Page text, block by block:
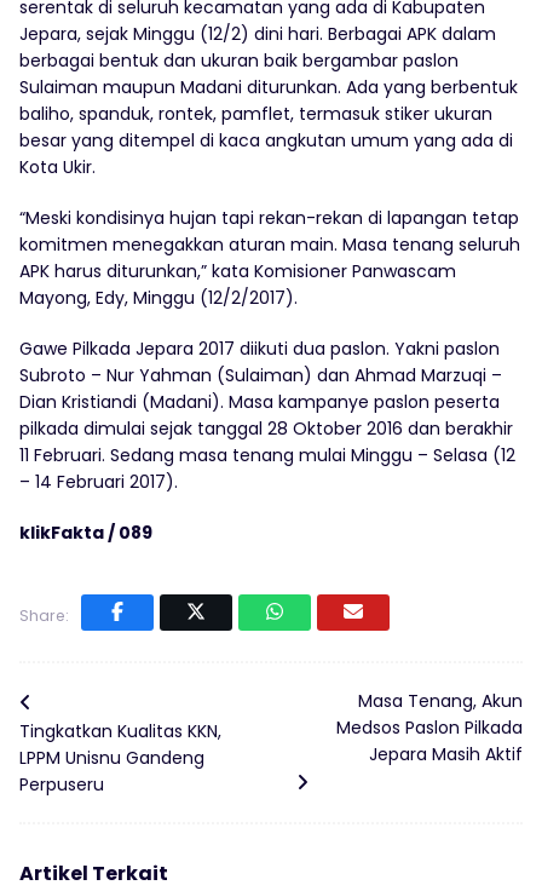
serentak di seluruh kecamatan yang ada di Kabupaten
Jepara, sejak Minggu (12/2) dini hari. Berbagai APK dalam
berbagai bentuk dan ukuran baik bergambar paslon
Sulaiman maupun Madani diturunkan. Ada yang berbentuk
baliho, spanduk, rontek, pamflet, termasuk stiker ukuran
besar yang ditempel di kaca angkutan umum yang ada di
Kota Ukir.
“Meski kondisinya hujan tapi rekan-rekan di lapangan tetap
komitmen menegakkan aturan main. Masa tenang seluruh
APK harus diturunkan,” kata Komisioner Panwascam
Mayong, Edy, Minggu (12/2/2017).
Gawe Pilkada Jepara 2017 diikuti dua paslon. Yakni paslon
Subroto – Nur Yahman (Sulaiman) dan Ahmad Marzuqi –
Dian Kristiandi (Madani). Masa kampanye paslon peserta
pilkada dimulai sejak tanggal 28 Oktober 2016 dan berakhir
11 Februari. Sedang masa tenang mulai Minggu – Selasa (12
– 14 Februari 2017).
klikFakta / 089
Share:
Tingkatkan Kualitas KKN,
LPPM Unisnu Gandeng
Perpuseru
Masa Tenang, Akun
Medsos Paslon Pilkada
Jepara Masih Aktif
Artikel Terkait